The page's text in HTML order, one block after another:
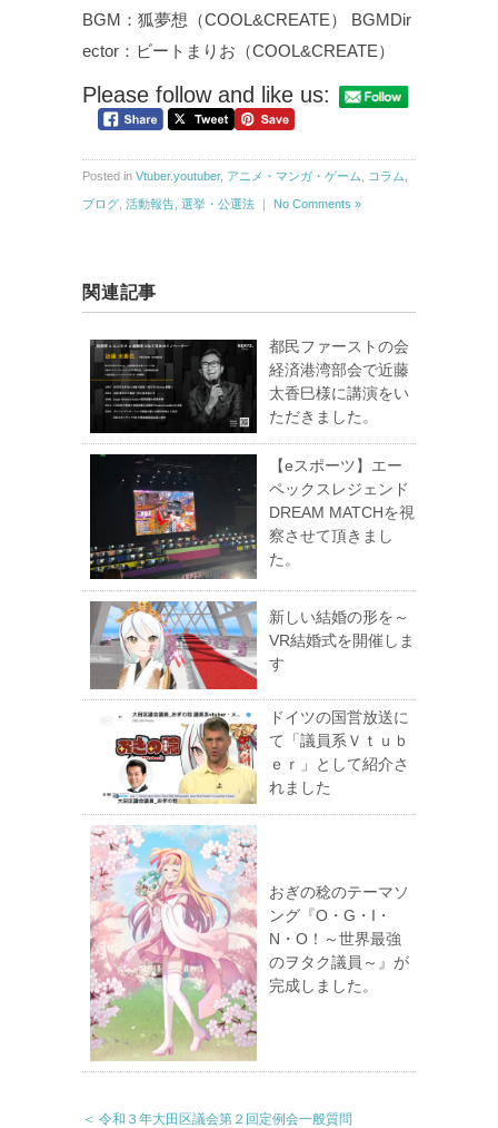
BGM：狐夢想（COOL&CREATE） BGMDir
ector：ビートまりお（COOL&CREATE）
Please follow and like us:
Posted in Vtuber.youtuber, アニメ・マンガ・ゲーム コラム
ブログ 活動報告 選挙・公選法 ｜ No Comments »
関連記事
都民ファーストの会
経済港湾部会で近藤
太香巳様に講演をい
ただきました。
【eスポーツ】エー
ペックスレジェンド
DREAM MATCHを視
察させて頂きまし
た。
新しい結婚の形を～
VR結婚式を開催しま
す
ドイツの国営放送に
て「議員系Ｖｔｕｂ
ｅｒ」として紹介さ
れました
おぎの稔のテーマソ
ング『O・G・I・
N・O！～世界最強
のヲタク議員～』が
完成しました。
＜ 令和３年大田区議会第２回定例会一般質問